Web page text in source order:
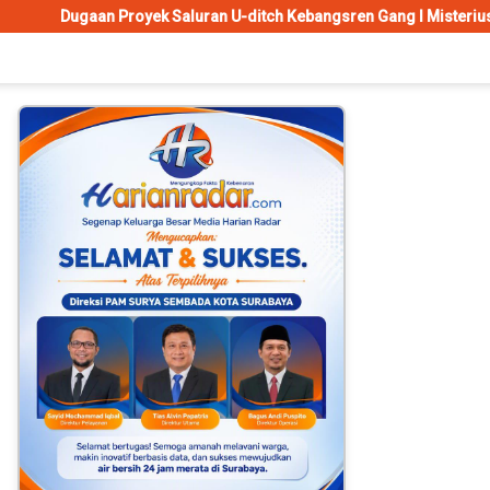
Saluran U-ditch Kebangsren Gang I Misterius, Tanpa Papan